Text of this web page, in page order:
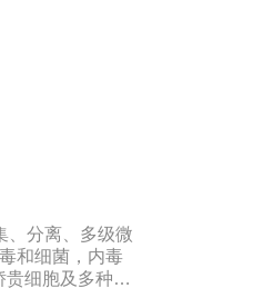
规格：500ml/瓶
冻法（
、分离、多级微
和细菌，内毒
细胞及多种细